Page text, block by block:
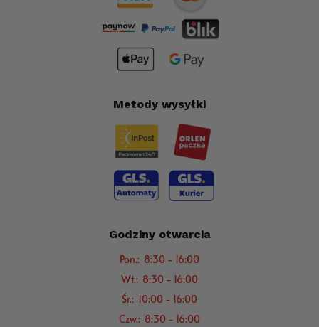
Metody wysyłki
Godziny otwarcia
Pon.: 8:30 - 16:00
Wt.: 8:30 - 16:00
Śr.: 10:00 - 16:00
Czw.: 8:30 - 16:00